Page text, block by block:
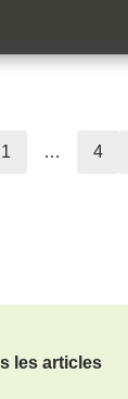
1 … 4
les articles